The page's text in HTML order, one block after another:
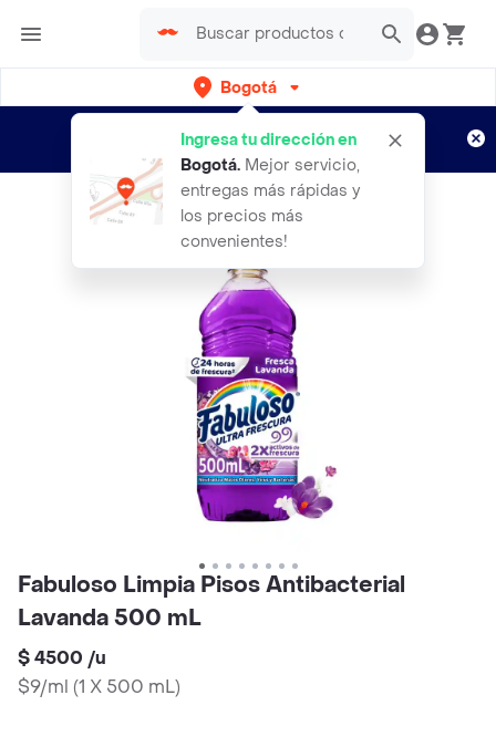
Bogotá
Ingresa tu dirección en
Bogotá. Mejor servicio,
entregas más rápidas y
los precios más
convenientes!
envíos gratis por semanas
Aplican TyC
Fabuloso Limpia Pisos Antibacterial
Lavanda 500 mL
$ 4500 /u
$9/ml (1 X 500 mL)